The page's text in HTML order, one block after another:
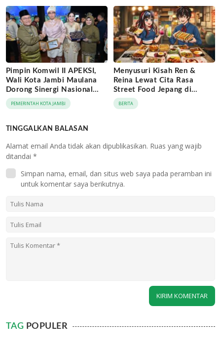
Pimpin Komwil II APEKSI,
Wali Kota Jambi Maulana
Dorong Sinergi Nasional
Antar-Kota
PEMERINTAH KOTA JAMBI
Menyusuri Kisah Ren &
Reina Lewat Cita Rasa
Street Food Jepang di
Jaringan Archipelago Hotels
BERITA
TINGGALKAN BALASAN
Alamat email Anda tidak akan dipublikasikan. Ruas yang wajib
ditandai *
Simpan nama, email, dan situs web saya pada peramban ini
untuk komentar saya berikutnya.
TAG POPULER